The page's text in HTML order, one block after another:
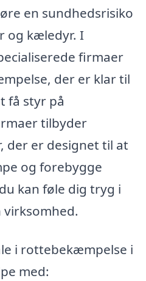
en sundhedsrisiko
og kæledyr. I
firmaer
der er klar til
få styr på
tilbyder
der er designet til at
og forebygge
kan føle dig tryg i
i rottebekæmpelse i
med: